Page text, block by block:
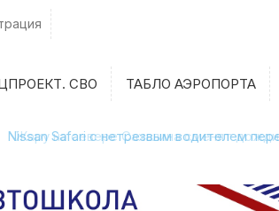
СВО ТАБЛО АЭРОПОРТА
Nissan Safari с нетрезвым водителем